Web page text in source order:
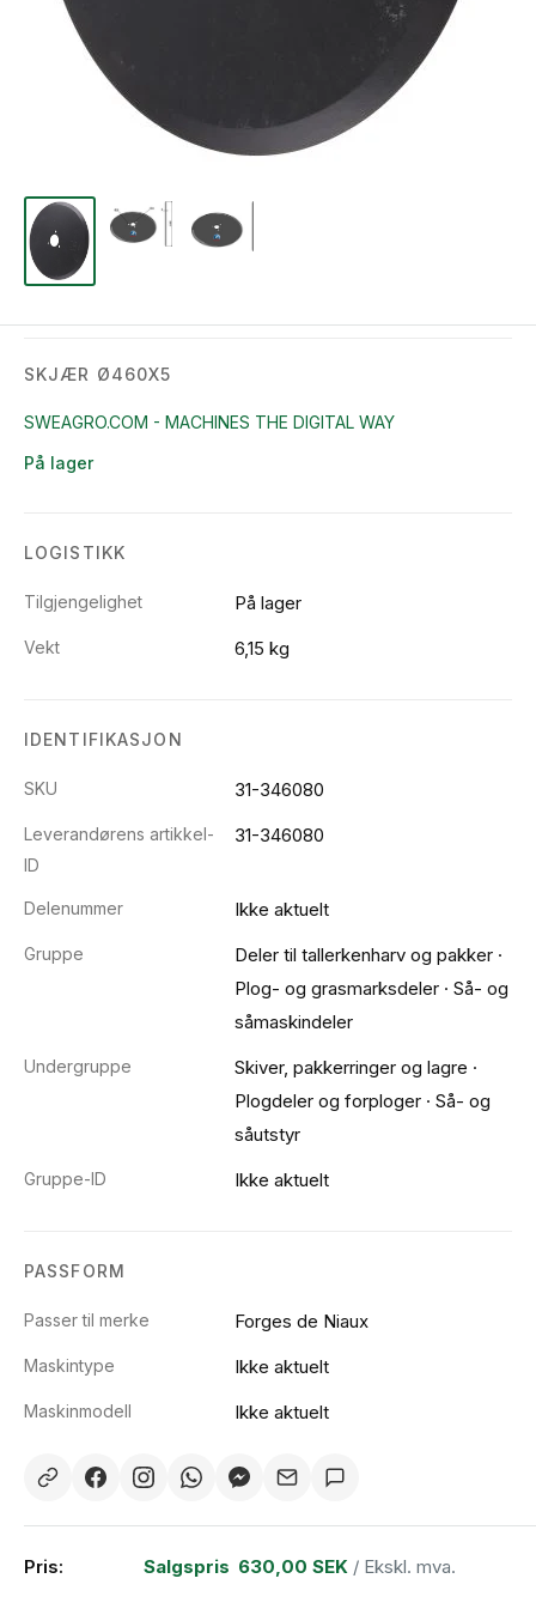
SKJÆR Ø460X5
SWEAGRO.COM - MACHINES THE DIGITAL WAY
På lager
LOGISTIKK
Tilgjengelighet På lager
Vekt 6,15 kg
IDENTIFIKASJON
SKU 31-346080
Leverandørens artikkel-
ID
31-346080
Delenummer Ikke aktuelt
Gruppe Deler til tallerkenharv og pakker ·
Plog- og grasmarksdeler · Så- og
såmaskindeler
Undergruppe Skiver, pakkerringer og lagre ·
Plogdeler og forploger · Så- og
såutstyr
Gruppe-ID Ikke aktuelt
PASSFORM
Passer til merke Forges de Niaux
Maskintype Ikke aktuelt
Maskinmodell Ikke aktuelt
Pris: Salgspris 630,00 SEK / Ekskl. mva.